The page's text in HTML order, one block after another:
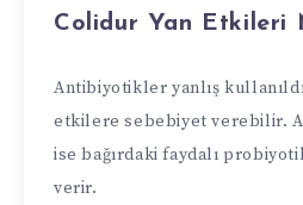
Colidur Yan Etkileri
Antibiyotikler yanlış
etkilere sebebiyet verebilir.
ise bağırdaki faydalı
verir.